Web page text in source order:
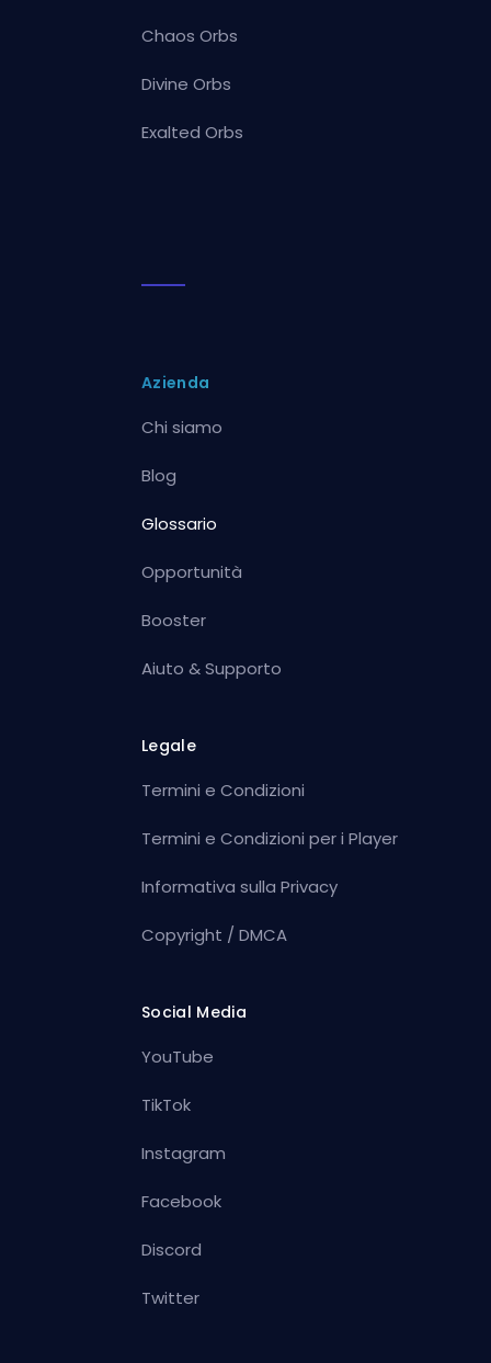
Chaos Orbs
Divine Orbs
Exalted Orbs
Azienda
Chi siamo
Blog
Glossario
Opportunità
Booster
Aiuto & Supporto
Legale
Termini e Condizioni
Termini e Condizioni per i Player
Informativa sulla Privacy
Copyright / DMCA
Social Media
YouTube
TikTok
Instagram
Facebook
Discord
Twitter